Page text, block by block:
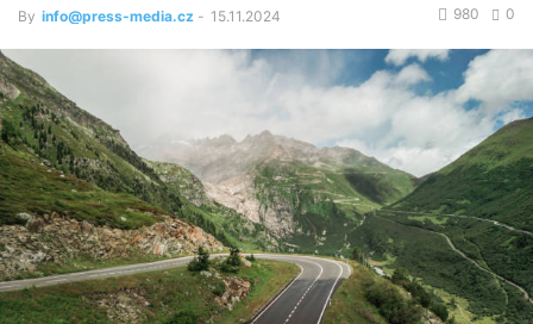
By info@press-media.cz - 15.11.2024 0
980